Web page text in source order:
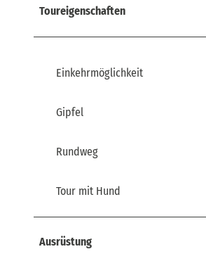
Toureigenschaften
Einkehrmöglichkeit
Gipfel
Rundweg
Tour mit Hund
Ausrüstung